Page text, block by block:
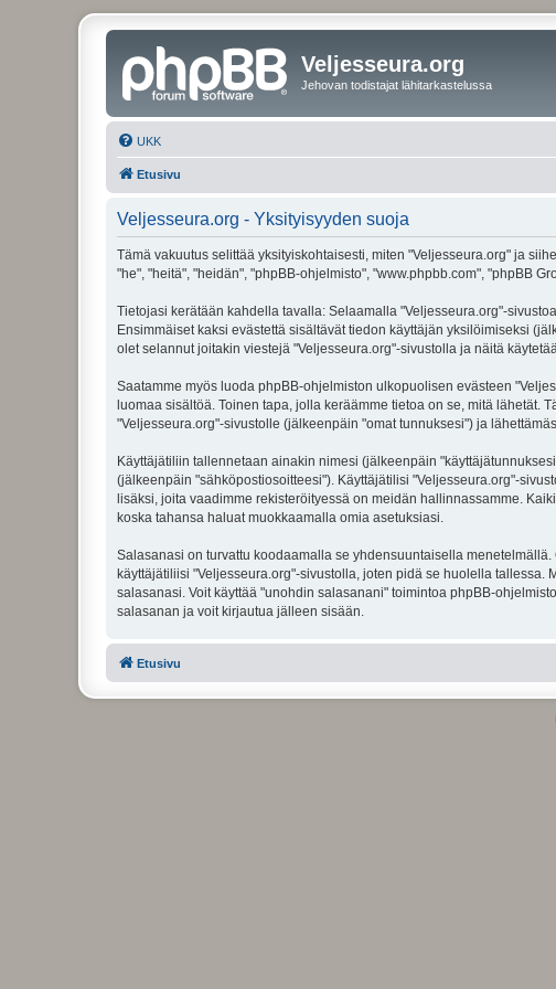
Veljesseura.org
Jehovan todistajat lähitarkastelussa
UKK
Etusivu
Veljesseura.org - Yksityisyyden suoja
Tämä vakuutus selittää yksityiskohtaisesti, miten "Veljesseura.org" ja
"he", "heitä", "heidän", "phpBB-ohjelmisto", "www.phpbb.com", "phpBB
Tietojasi kerätään kahdella tavalla: Selaamalla "Veljesseura.org"-
Ensimmäiset kaksi evästettä sisältävät tiedon käyttäjän yksilöimiseksi
olet selannut joitakin viestejä "Veljesseura.org"-sivustolla ja näitä
Saatamme myös luoda phpBB-ohjelmiston ulkopuolisen evästeen
luomaa sisältöä. Toinen tapa, jolla keräämme tietoa on se, mitä lähetät.
"Veljesseura.org"-sivustolle (jälkeenpäin "omat tunnuksesi") ja
Käyttäjätiliin tallennetaan ainakin nimesi (jälkeenpäin
(jälkeenpäin "sähköpostiosoitteesi"). Käyttäjätilisi "Veljesseura.org"-
lisäksi, joita vaadimme rekisteröityessä on meidän hallinnassamme.
koska tahansa haluat muokkaamalla omia asetuksiasi.
Salasanasi on turvattu koodaamalla se yhdensuuntaisella
käyttäjätiliisi "Veljesseura.org"-sivustolla, joten pidä se huolella
salasanasi. Voit käyttää "unohdin salasanani" toimintoa phpBB-
salasanan ja voit kirjautua jälleen sisään.
Etusivu